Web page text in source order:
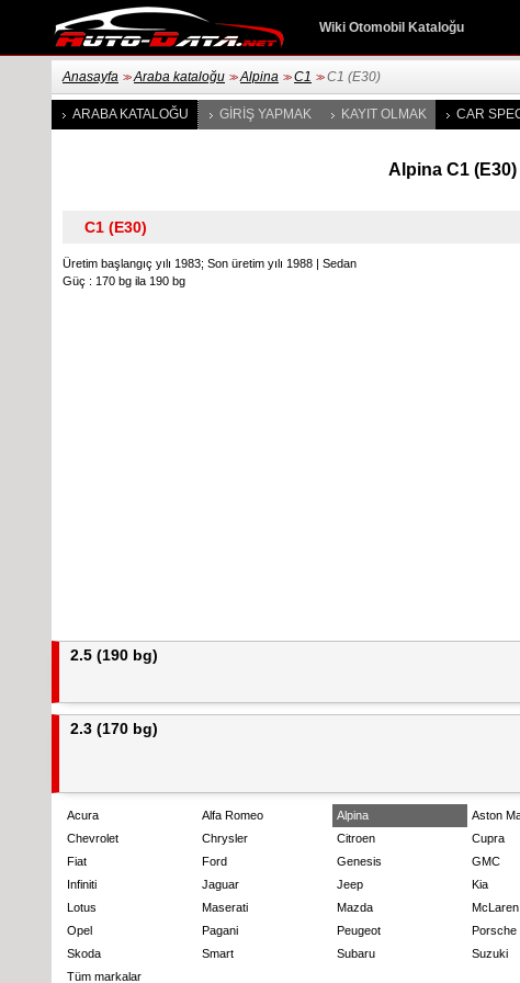
Wiki Otomobil Kataloğu
Anasayfa >> Araba kataloğu >> Alpina >> C1 >> C1 (E30)
ARABA KATALOĞU GIRIŞ YAPMAK KAYIT OLMAK CAR
Alpina C1 (E30)
Üretim başlangıç yılı 1983; Son üretim yılı 1988 | Sedan
Güç : 170 bg ila 190 bg
2.5 (190 bg)
2.3 (170 bg)
Acura Alfa Romeo Alpina Aston
Chevrolet
Chrysler Citroen Cupra
Fiat
Ford Genesis GMC
Infiniti
Jaguar Jeep Kia
Lotus
Maserati Mazda McLaren
Opel
Pagani Peugeot Porsche
Skoda
Smart Subaru Suzuki
Tüm markalar